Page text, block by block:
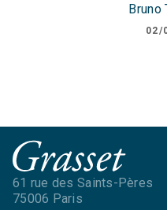
Bruno
02/
61 rue des Saints-Pères
75006 Paris